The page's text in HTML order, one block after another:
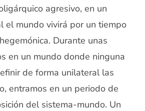
agresivo, en un
el mundo vivirá por un tiempo
Durante unas
en un mundo donde ninguna
de forma unilateral las
entramos en un periodo de
del sistema-mundo. Un